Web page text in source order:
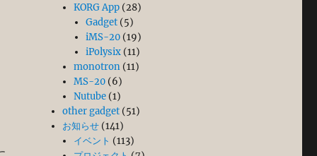
KORG App (28)
Gadget(5)
iMS-20(19)
iPolysix(11)
monotron (11)
MS-20 (6)
Nutube (1)
other gadget (51)
お知らせ (141)
イベント (113)